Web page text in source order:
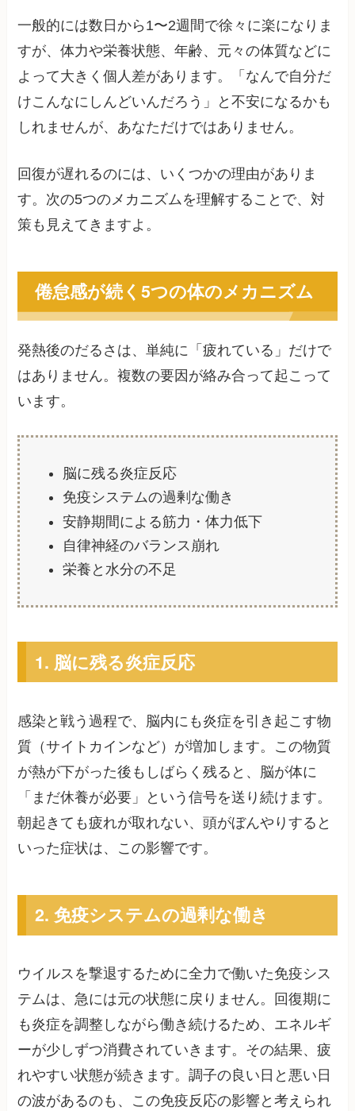
一般的には数日から1〜2週間で徐々に楽になりま
すが、体力や栄養状態、年齢、元々の体質などに
よって大きく個人差があります。「なんで自分だ
けこんなにしんどいんだろう」と不安になるかも
しれませんが、あなただけではありません。
回復が遅れるのには、いくつかの理由がありま
す。次の5つのメカニズムを理解することで、対
策も見えてきますよ。
倦怠感が続く5つの体のメカニズム
発熱後のだるさは、単純に「疲れている」だけで
はありません。複数の要因が絡み合って起こって
います。
脳に残る炎症反応
免疫システムの過剰な働き
安静期間による筋力・体力低下
自律神経のバランス崩れ
栄養と水分の不足
1. 脳に残る炎症反応
感染と戦う過程で、脳内にも炎症を引き起こす物
質（サイトカインなど）が増加します。この物質
が熱が下がった後もしばらく残ると、脳が体に
「まだ休養が必要」という信号を送り続けます。
朝起きても疲れが取れない、頭がぼんやりすると
いった症状は、この影響です。
2. 免疫システムの過剰な働き
ウイルスを撃退するために全力で働いた免疫シス
テムは、急には元の状態に戻りません。回復期に
も炎症を調整しながら働き続けるため、エネルギ
ーが少しずつ消費されていきます。その結果、疲
れやすい状態が続きます。調子の良い日と悪い日
の波があるのも、この免疫反応の影響と考えられ